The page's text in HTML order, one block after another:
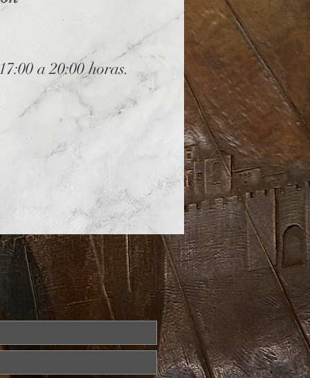
a 20:00 horas.